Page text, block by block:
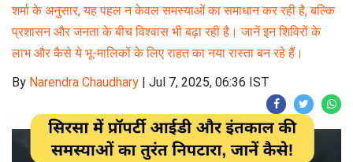
शर्मा के अनुसार, यह पहल न केवल समस्याओं का समाधान कर रही है, बल्कि
प्रशासन और जनता के बीच विश्वास भी बढ़ा रही है। जानें इन शिविरों के
लाभ और कैसे ये भू-मालिकों के लिए राहत का नया रास्ता बन रहे हैं।
By Narendra Chaudhary | Jul 7, 2025, 06:36 IST